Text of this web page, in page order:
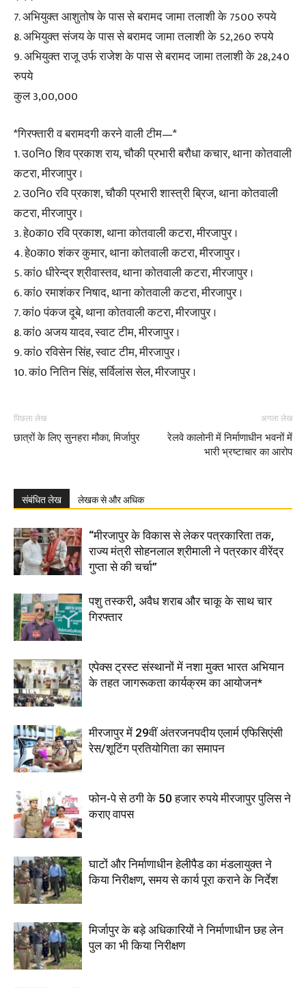
7. अभियुक्त आशुतोष के पास से बरामद जामा तलाशी के 7500 रुपये
8. अभियुक्त संजय के पास से बरामद जामा तलाशी के 52,260 रुपये
9. अभियुक्त राजू उर्फ राजेश के पास से बरामद जामा तलाशी के 28,240
रुपये
कुल 3,00,000
*गिरफ्तारी व बरामदगी करने वाली टीम—*
1. उ0नि0 शिव प्रकाश राय, चौकी प्रभारी बरौधा कचार, थाना कोतवाली
कटरा, मीरजापुर ।
2. उ0नि0 रवि प्रकाश, चौकी प्रभारी शास्त्री ब्रिज, थाना कोतवाली
कटरा, मीरजापुर ।
3. हे0का0 रवि प्रकाश, थाना कोतवाली कटरा, मीरजापुर ।
4. हे0का0 शंकर कुमार, थाना कोतवाली कटरा, मीरजापुर ।
5. कां0 धीरेन्द्र श्रीवास्तव, थाना कोतवाली कटरा, मीरजापुर ।
6. कां0 रमाशंकर निषाद, थाना कोतवाली कटरा, मीरजापुर ।
7. कां0 पंकज दूबे, थाना कोतवाली कटरा, मीरजापुर ।
8. कां0 अजय यादव, स्वाट टीम, मीरजापुर ।
9. कां0 रविसेन सिंह, स्वाट टीम, मीरजापुर ।
10. कां0 नितिन सिंह, सर्विलांस सेल, मीरजापुर ।
पिछला लेख
छात्रों के लिए सुनहरा मौका, मिर्जापुर
अगला लेख
रेलवे कालोनी में निर्माणाधीन भवनों में
भारी भ्रष्टाचार का आरोप
संबंधित लेख लेखक से और अधिक
“मीरजापुर के विकास से लेकर पत्रकारिता तक,
राज्य मंत्री सोहनलाल श्रीमाली ने पत्रकार वीरेंद्र
गुप्ता से की चर्चा”
पशु तस्करी, अवैध शराब और चाकू के साथ चार
गिरफ्तार
एपेक्स ट्रस्ट संस्थानों में नशा मुक्त भारत अभियान
के तहत जागरूकता कार्यक्रम का आयोजन*
मीरजापुर में 29वीं अंतरजनपदीय एलार्म एफिसिएंसी
रेस/शूटिंग प्रतियोगिता का समापन
फोन-पे से ठगी के 50 हजार रुपये मीरजापुर पुलिस ने
कराए वापस
घाटों और निर्माणाधीन हेलीपैड का मंडलायुक्त ने
किया निरीक्षण, समय से कार्य पूरा कराने के निर्देश
मिर्जापुर के बड़े अधिकारियों ने निर्माणाधीन छह लेन
पुल का भी किया निरीक्षण